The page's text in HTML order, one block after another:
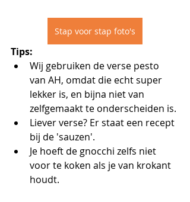
Stap voor stap foto's
Tips:
Wij gebruiken de verse pesto
van AH, omdat die echt super
lekker is, en bijna niet van
zelfgemaakt te onderscheiden is.
Liever verse? Er staat een recept
bij de 'sauzen'.
Je hoeft de gnocchi zelfs niet
voor te koken als je van krokant
houdt.